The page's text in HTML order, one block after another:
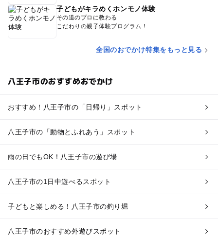
子どもがキラめくホンモノ体験
その道のプロに教わる
こだわりの親子体験プログラム！
全国のおでかけ特集をもっと見る
八王子市のおすすめおでかけ
おすすめ！八王子市の「日帰り」スポット
八王子市の「動物とふれあう」スポット
雨の日でもOK！八王子市の遊び場
八王子市の1日中遊べるスポット
子どもと楽しめる！八王子市の釣り堀
八王子市のおすすめ外遊びスポット